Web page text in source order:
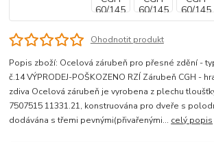
Ohodnotit produkt
Popis zboží: Ocelová zárubeň pro přesné zdění -
č.14 VÝPRODEJ-POŠKOZENO RZÍ Zárubeň CGH -
zdiva Ocelová zárubeň je vyrobena z plechu
7507515 11331.21, konstruována pro dveře s
dodávána s třemi pevnými(přivařenými... celý popis